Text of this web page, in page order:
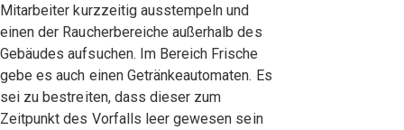
Mitarbeiter kurzzeitig ausstempeln und
einen der Raucherbereiche außerhalb des
Gebäudes aufsuchen. Im Bereich Frische
gebe es auch einen Getränkeautomaten. Es
sei zu bestreiten, dass dieser zum
Zeitpunkt des Vorfalls leer gewesen sein